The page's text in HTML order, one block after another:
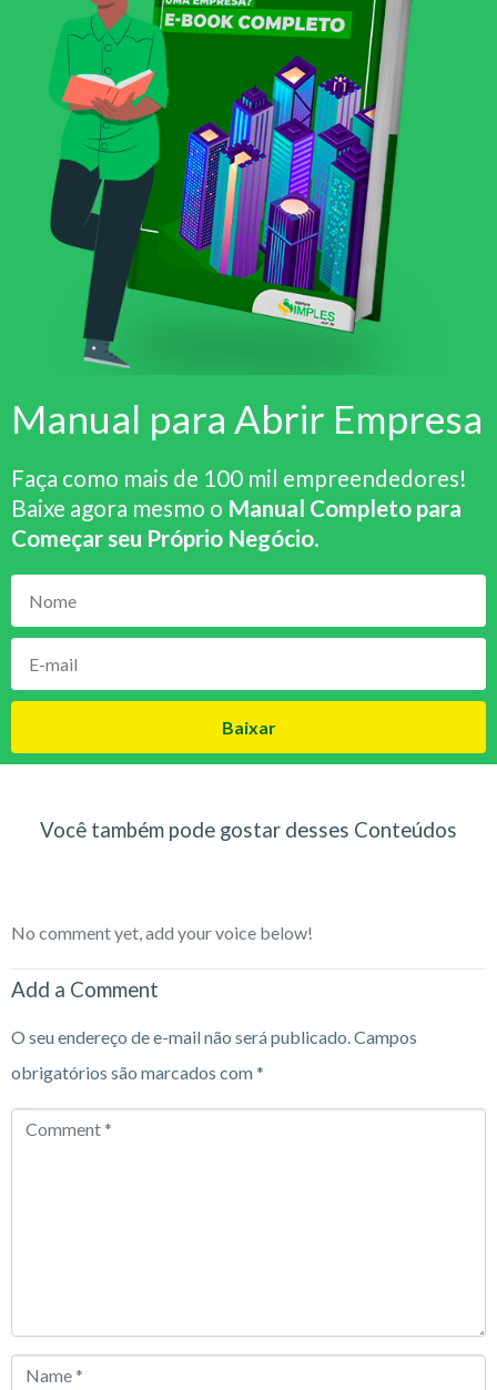
Manual para Abrir Empresa
Faça como mais de 100 mil empreendedores!
Baixe agora mesmo o Manual Completo para
Começar seu Próprio Negócio.
Baixar
Você também pode gostar desses Conteúdos
No comment yet, add your voice below!
Add a Comment
O seu endereço de e-mail não será publicado.Campos
obrigatórios são marcados com*
Comment
Name